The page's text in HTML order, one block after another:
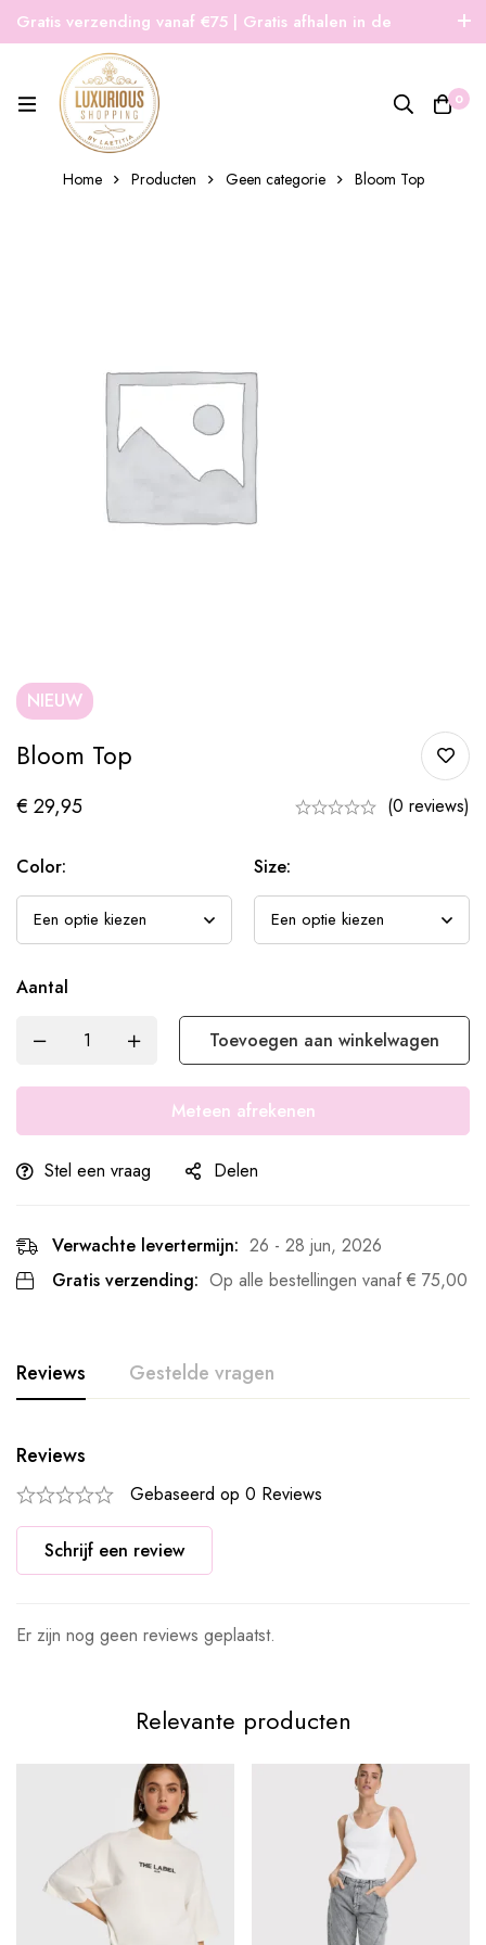
Gratis verzending vanaf €75 | Gratis afhalen in de
winkel | Snelle verzending
0
Home Producten Geen categorie Bloom Top
NIEUW
Bloom Top
€ 29,95 (0 reviews)
Color: Size:
Aantal
Toevoegen aan winkelwagen
Meteen afrekenen
Stel een vraag Delen
Verwachte levertermijn: 26 - 28 jun, 2026
Gratis verzending: Op alle bestellingen vanaf € 75,00
Reviews Gestelde vragen
Reviews
Gebaseerd op 0 Reviews
Schrijf een review
Er zijn nog geen reviews geplaatst.
Relevante producten